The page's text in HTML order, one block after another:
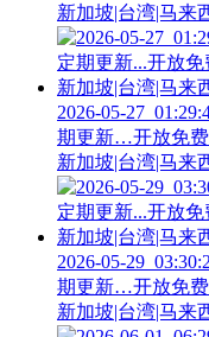
新加坡|台湾|马来
2026-05-
期更新…开放免费
新加坡|台湾|马来
2026-05-
期更新…开放免费
新加坡|台湾|马来